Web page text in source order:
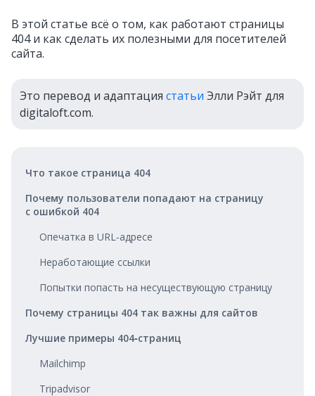
В этой статье всё о том, как работают страницы
404 и как сделать их полезными для посетителей
сайта.
Это перевод и адаптация статьи Элли Рэйт для
digitaloft.com.
Что такое страница 404
Почему пользователи попадают на страницу
с ошибкой 404
Опечатка в URL‑адресе
Неработающие ссылки
Попытки попасть на несуществующую страницу
Почему страницы 404 так важны для сайтов
Лучшие примеры 404‑страниц
Mailchimp
Tripadvisor